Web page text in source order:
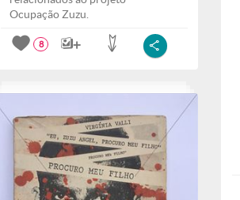
Ocupação Zuzu.
8